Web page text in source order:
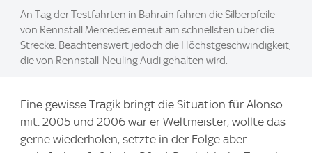
An Tag der Testfahrten in Bahrain fahren die Silberpfeile
von Rennstall Mercedes erneut am schnellsten über die
Strecke. Beachtenswert jedoch die Höchstgeschwindigkeit,
die von Rennstall-Neuling Audi gehalten wird.
Eine gewisse Tragik bringt die Situation für Alonso
mit. 2005 und 2006 war er Weltmeister, wollte das
gerne wiederholen, setzte in der Folge aber